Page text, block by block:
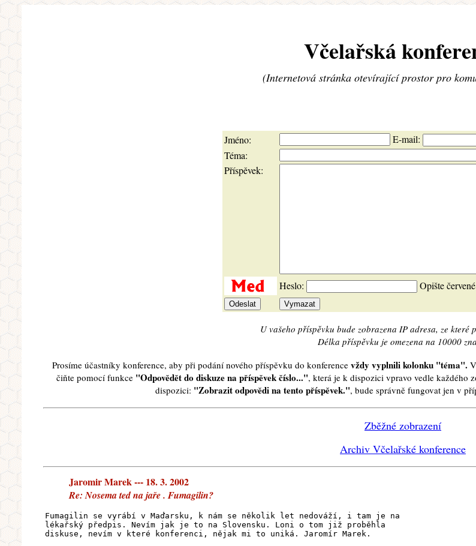
Včelařská
(Internetová stránka otevírající prostor pro
Jméno:
E-mail:
Téma:
Příspěvek:
Heslo: Opište
U vašeho příspěvku bude zobrazena IP adresa, ze které
Délka příspěvku je omezena na 10000
Prosíme účastníky konference, aby při podání nového příspěvku do konference vždy vyplnili kolonku "téma".
čiňte pomocí funkce "Odpovědět do diskuze na příspěvek číslo...", která je k dispozici vpravo vedle každého
dispozici: "Zobrazit odpovědi na tento příspěvek.", bude správně fungovat jen v
Zběžné zobrazení
Archiv Včelařské konference
Jaromir Marek --- 18. 3. 2002
Re: Nosema ted na jaře . Fumagilin?
Fumagilin se vyrábí v Maďarsku, k nám se několik let nedováží, i tam je na
lékařský předpis. Nevím jak je to na Slovensku. Loni o tom již proběhla
diskuse, nevím v které konferenci, nějak mi to uniká. Jaromír Marek.